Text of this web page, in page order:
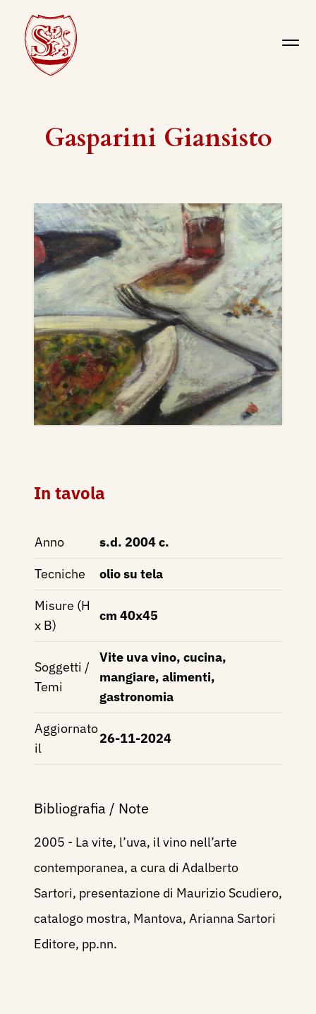
Gasparini Giansisto
In tavola
Anno
s.d. 2004 c.
Tecniche
olio su tela
Misure (H
x B)
cm 40x45
Soggetti /
Temi
Vite uva vino, cucina,
mangiare, alimenti,
gastronomia
Aggiornato
il
26-11-2024
Bibliografia / Note
2005 - La vite, l’uva, il vino nell’arte
contemporanea, a cura di Adalberto
Sartori, presentazione di Maurizio Scudiero,
catalogo mostra, Mantova, Arianna Sartori
Editore, pp.nn.